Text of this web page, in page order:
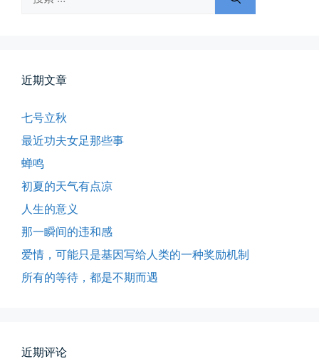
索：
近期文章
七号立秋
最近功夫女足那些事
蝉鸣
初夏的天气有点凉
人生的意义
那一瞬间的违和感
爱情，可能只是基因写给人类的一种奖励机制
所有的等待，都是不期而遇
近期评论
所有的等待，都是不期而遇
晨风微凉，小区花香正浓。 从外...
📅 05-04 12:35
海边散步随手一拍